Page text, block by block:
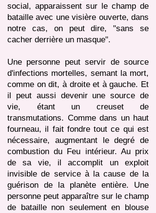
social, apparaissent sur le champ de
bataille avec une visière ouverte, dans
notre cas, on peut dire, "sans se
cacher derrière un masque".
Une personne peut servir de source
d'infections mortelles, semant la mort,
comme on dit, à droite et à gauche. Et
il peut aussi devenir une source de
vie, étant un creuset de
transmutations. Comme dans un haut
fourneau, il fait fondre tout ce qui est
nécessaire, augmentant le degré de
combustion du Feu intérieur. Au prix
de sa vie, il accomplit un exploit
invisible de service à la cause de la
guérison de la planète entière. Une
personne peut apparaître sur le champ
de bataille non seulement en blouse